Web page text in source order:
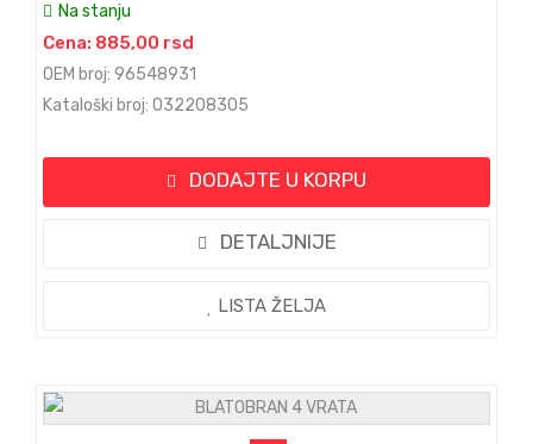
Na stanju
Cena: 885,00 rsd
OEM broj: 96548931
Kataloški broj: 032208305
DODAJTE U KORPU
DETALJNIJE
LISTA ŽELJA